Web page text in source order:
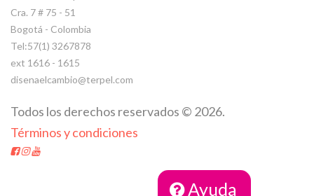
Ayuda
Cra. 7 # 75 - 51
Bogotá - Colombia
Tel:57(1) 3267878
ext 1616 - 1615
disenaelcambio@terpel.com
Todos los derechos reservados © 2026.
Términos y condiciones